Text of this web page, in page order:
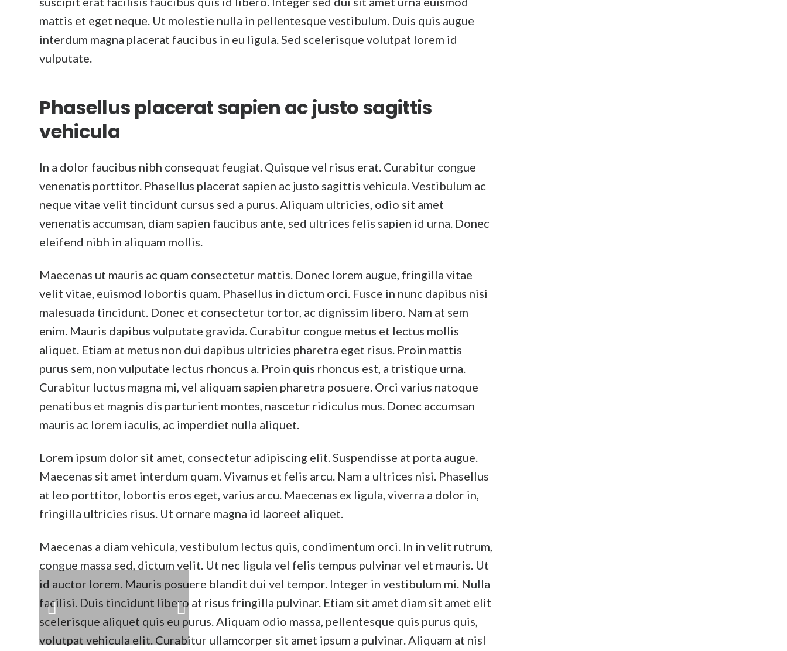
mattis et eget neque. Ut molestie nulla in pellentesque vestibulum. Duis quis augue
interdum magna placerat faucibus in eu ligula. Sed scelerisque volutpat lorem id
vulputate.
Phasellus placerat sapien ac justo sagittis
vehicula
In a dolor faucibus nibh consequat feugiat. Quisque vel risus erat. Curabitur congue
venenatis porttitor. Phasellus placerat sapien ac justo sagittis vehicula. Vestibulum ac
neque vitae velit tincidunt cursus sed a purus. Aliquam ultricies, odio sit amet
venenatis accumsan, diam sapien faucibus ante, sed ultrices felis sapien id urna. Donec
eleifend nibh in aliquam mollis.
Maecenas ut mauris ac quam consectetur mattis. Donec lorem augue, fringilla vitae
velit vitae, euismod lobortis quam. Phasellus in dictum orci. Fusce in nunc dapibus nisi
malesuada tincidunt. Donec et consectetur tortor, ac dignissim libero. Nam at sem
enim. Mauris dapibus vulputate gravida. Curabitur congue metus et lectus mollis
aliquet. Etiam at metus non dui dapibus ultricies pharetra eget risus. Proin mattis
purus sem, non vulputate lectus rhoncus a. Proin quis rhoncus est, a tristique urna.
Curabitur luctus magna mi, vel aliquam sapien pharetra posuere. Orci varius natoque
penatibus et magnis dis parturient montes, nascetur ridiculus mus. Donec accumsan
mauris ac lorem iaculis, ac imperdiet nulla aliquet.
Lorem ipsum dolor sit amet, consectetur adipiscing elit. Suspendisse at porta augue.
Maecenas sit amet interdum quam. Vivamus et felis arcu. Nam a ultrices nisi. Phasellus
at leo porttitor, lobortis eros eget, varius arcu. Maecenas ex ligula, viverra a dolor in,
fringilla ultricies risus. Ut ornare magna id laoreet aliquet.
Maecenas a diam vehicula, vestibulum lectus quis, condimentum orci. In in velit rutrum,
congue massa sed, dictum velit. Ut nec ligula vel felis tempus pulvinar vel et mauris. Ut
id auctor lorem. Mauris posuere blandit dui vel tempor. Integer in vestibulum mi. Nulla
facilisi. Duis tincidunt libero at risus fringilla pulvinar. Etiam sit amet diam sit amet elit
scelerisque aliquet quis eu purus. Aliquam odio massa, pellentesque quis purus quis,
volutpat vehicula elit. Curabitur ullamcorper sit amet ipsum a pulvinar. Aliquam at nisl